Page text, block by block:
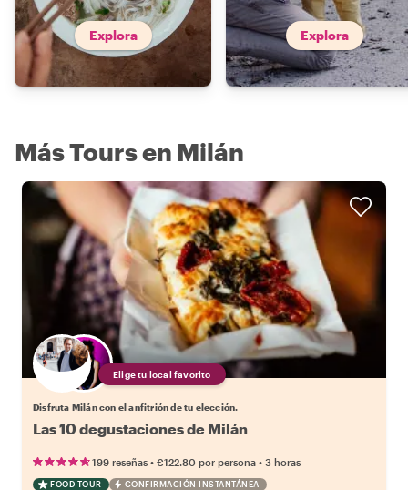
Explora Explora
Más Tours en Milán
Elige tu local favorito
Disfruta Milán con el anfitrión de tu elección.
Las 10 degustaciones de Milán
199 reseñas • €122.80 por persona • 3 horas
FOOD TOUR CONFIRMACIÓN INSTANTÁNEA